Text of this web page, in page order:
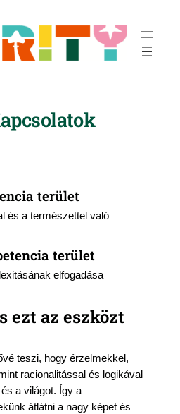
terület
és a természettel való
terület
elfogadása
ezt az eszközt
teszi, hogy érzelmekkel,
racionalitással és logikával
a világot. Így a
átlátni a nagy képet és